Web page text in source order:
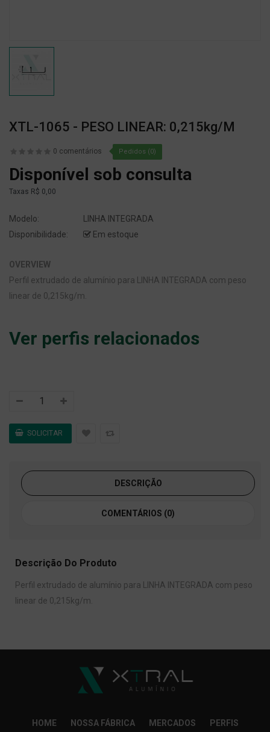
XTL-1065 - PESO LINEAR: 0,215kg/m
0 comentários Pedidos (0)
Disponível sob consulta
Taxas R$ 0,00
Modelo:
LINHA INTEGRADA
Disponibilidade:
Em estoque
OVERVIEW
Perfil extrudado de alumínio para LINHA INTEGRADA com peso
linear de 0,215kg/m.
Ver perfis relacionados
DESCRIÇÃO
COMENTÁRIOS (0)
Descrição Do Produto
Perfil extrudado de alumínio para LINHA INTEGRADA com peso
linear de 0,215kg/m.
HOME NOSSA FÁBRICA MERCADOS PERFIS